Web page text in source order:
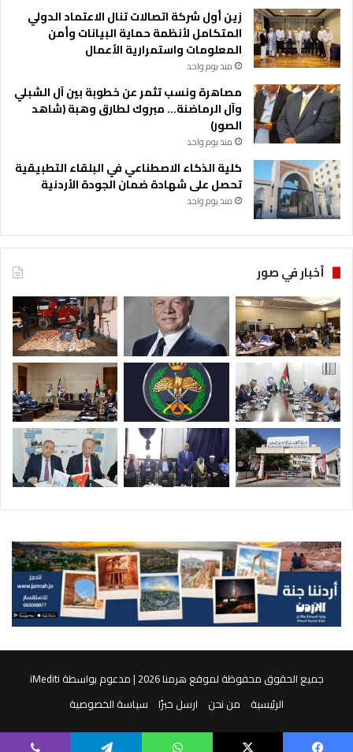
زين أول شركة اتصالات تنال الاعتماد الدولي
المتكامل لأنظمة حماية البيانات وأمن
المعلومات واستمرارية الأعمال
منذ يوم واحد
مصاهرة ونسب تثمر عن خطوبة بين آل الشبلي
وآل الرماضنة… مبروك لطارق وهبة (شاهد
الصور)
منذ يوم واحد
كلية الذكاء الاصطناعي في البلقاء التطبيقية
تحصل على شهادة ضمان الجودة الأردنية
منذ يوم واحد
أخبار في صور
جميع الحقوق محفوظة لموقع هرمنا 2026 | مدعوم بواسطة
iMediti
الرئيسية
من نحن ارسل خبرًا سياسة الخصوصية